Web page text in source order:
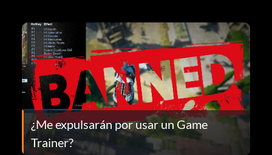
¿Me expulsarán por usar un Game
Trainer?